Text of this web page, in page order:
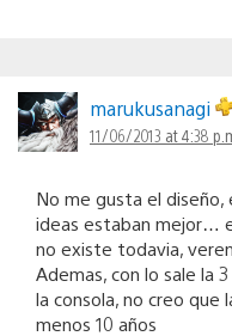
marukusanagi
11/06/2013 at 4:38
No me gusta el
ideas estaban mejor…
no existe todavia,
Ademas, con lo sale la
la consola, no creo que
menos 10 años